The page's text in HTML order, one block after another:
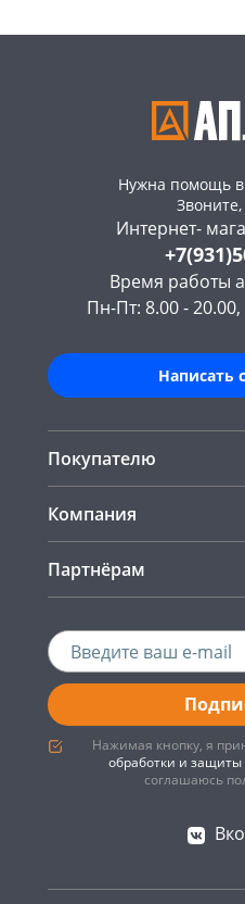
Нужна помощь в
Интернет-
Время работы
Пн-Пт: 8.00 -
Написать
Покупателю
Компания
Партнёрам
Нажимая кнопку, я
обработки и
соглашаюсь